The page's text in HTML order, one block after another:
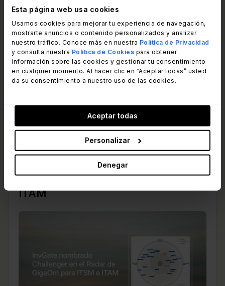
Esta página web usa cookies
Usamos cookies para mejorar tu experiencia de navegación,
mostrarte anuncios o contenido personalizados y analizar
nuestro tráfico. Conoce más en nuestra Política de Privacidad
y consulta nuestra Política de Cookies para obtener
información sobre las cookies y gestionar tu consentimiento
en cualquier momento. Al hacer clic en “Aceptar todas” usted
da su consentimiento a nuestro uso de las cookies.
Aceptar todas
Personalizar
Denegar
Natalí Valle agosto 6, 2026
InvGate nombrado Challenger en el
Radar de GigaOm para ITSM e
ITAM